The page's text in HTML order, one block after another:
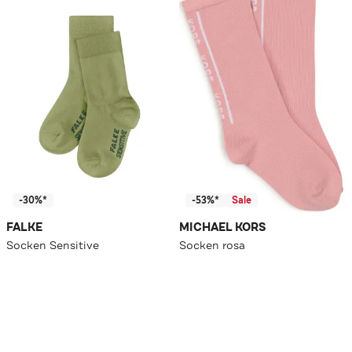
-30%*
FALKE
Socken Sensitive
-53%* Sale
MICHAEL KORS
Socken rosa